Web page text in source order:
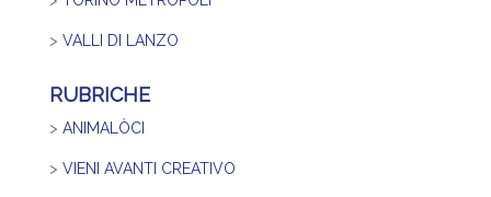
> VALLI DI LANZO
RUBRICHE
> ANIMALÒCI
> VIENI AVANTI CREATIVO